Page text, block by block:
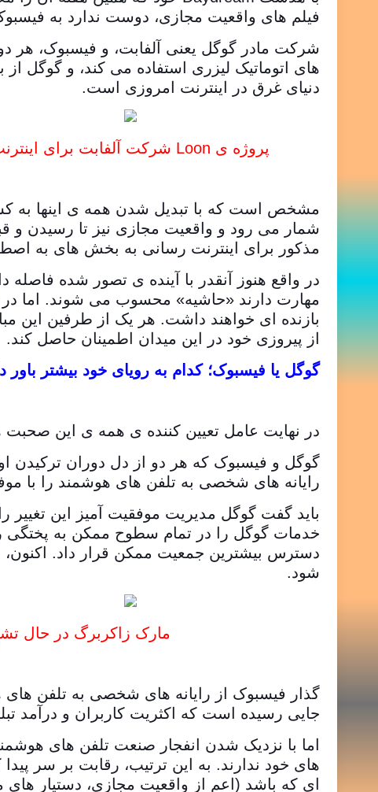
فیلم های واقعیت مجازی، دوست ندارد به
شرکت مادر گوگل یعنی آلفابت، و فیسبوک، هر
های اتوماتیک لیزری استفاده می کند، و گوگل
دنیای غرق در اینترنت امروزی است.
پروژه ی Loon شرکت آلفابت برای اینترنت رسانی به نقاط دوردست دنیا از طریق بالن هایی که در ارتفاع بالا به پرواز در می آیند
مشخص است که با تبدیل شدن همه ی اینها به
شمار می رود و واقعیت مجازی نیز تا رسیدن
مذکور برای اینترنت رسانی به بخش های به
در واقع هنوز آنقدر با آینده ی تصور شده
بازنده ای خواهند داشت. هر یک از طرفین این
از پیروزی خود در این میدان اطمینان حاصل کند.
گوگل یا فیسبوک؛ کدام به رویای خود بیشتر باور
در نهایت عامل تعیین کننده ی همه ی این صحبت
گوگل و فیسبوک که هر دو از دل دوران ترکیدن
رایانه های شخصی به تلفن های هوشمند را با
باید گفت گوگل مدیریت موفقیت آمیز این
خدمات گوگل را در تمام سطوح ممکن به پختگی
دسترس بیشترین جمعیت ممکن قرار داد.
شود.
مارک زاکربرگ در حال
گذار فیسبوک از رایانه های شخصی به تلفن
جایی رسیده است که اکثریت کاربران و درآمد
اما با نزدیک شدن انفجار صنعت تلفن های
های خود ندارند. به این ترتیب، رقابت بر سر
ای که باشد (اعم از واقعیت مجازی، دستیار